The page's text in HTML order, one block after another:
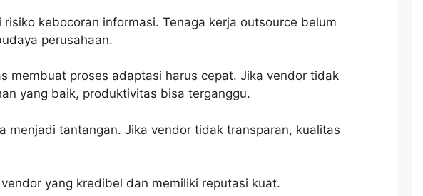
kebocoran informasi. Tenaga kerja outsource belum
perusahaan.
membuat proses adaptasi harus cepat. Jika vendor tidak
yang baik, produktivitas bisa terganggu.
menjadi tantangan. Jika vendor tidak transparan, kualitas
yang kredibel dan memiliki reputasi kuat.